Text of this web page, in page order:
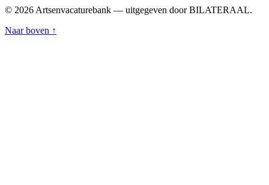
© 2026 Artsenvacaturebank — uitgegeven door BILATERAAL.
Naar boven ↑